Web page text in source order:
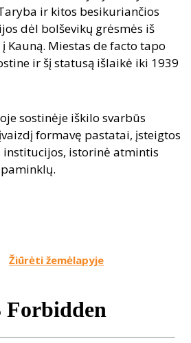
ir kitos besikuriančios
dėl bolševikų grėsmės iš
Kauną. Miestas de facto tapo
ir šį statusą išlaikė iki 1939
sostinėje iškilo svarbūs
formavę pastatai, įsteigtos
institucijos, istorinė atmintis
Žiūrėti žemėlapyje